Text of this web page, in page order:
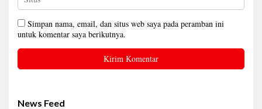
Simpan nama, email, dan situs web saya pada peramban ini
untuk komentar saya berikutnya.
News Feed